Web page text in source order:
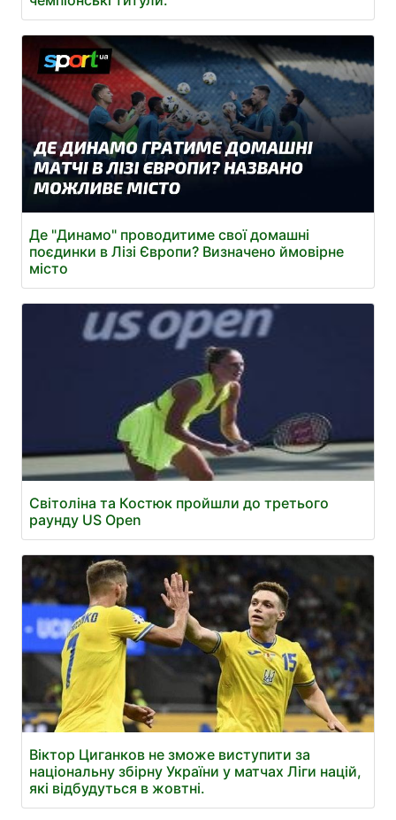
Де "Динамо" проводитиме свої домашні
поєдинки в Лізі Європи? Визначено ймовірне
місто
Світоліна та Костюк пройшли до третього
раунду US Open
Віктор Циганков не зможе виступити за
національну збірну України у матчах Ліги націй,
які відбудуться в жовтні.